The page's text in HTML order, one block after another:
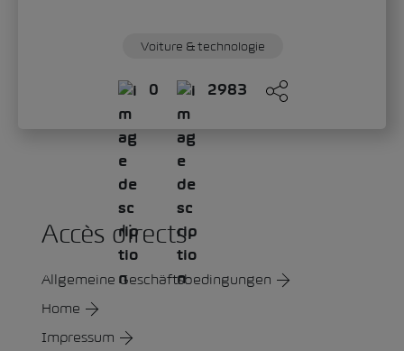
Voiture & technologie
0 2983
Accès directs
Allgemeine Geschäftsbedingungen
Home
Impressum